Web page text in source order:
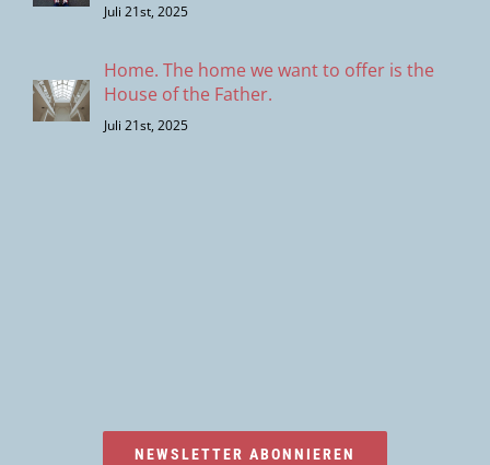
Juli 21st, 2025
Home. The home we want to offer is the
House of the Father.
Juli 21st, 2025
NEWSLETTER ABONNIEREN